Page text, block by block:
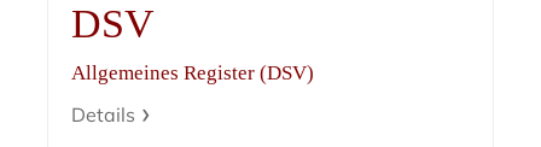
DSV
Allgemeines Register (DSV)
Details